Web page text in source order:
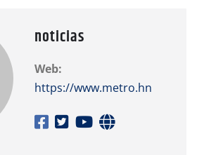
noticias
Web:
https://www.metro.hn